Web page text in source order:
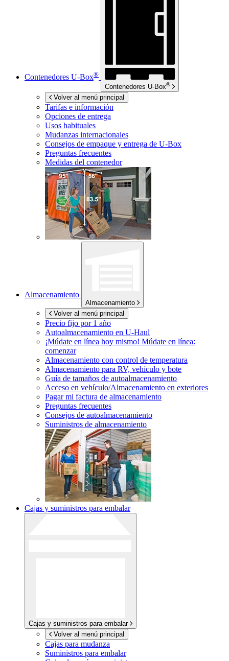
Contenedores U-Box®
Contenedores U-Box®
Volver al menú principal
Tarifas e información
Opciones de entrega
Usos habituales
Mudanzas internacionales
Consejos de empaque y entrega de U-Box
Preguntas frecuentes
Medidas del contenedor
Almacenamiento
Almacenamiento
Volver al menú principal
Precio fijo por 1 año
Autoalmacenamiento en U-Haul
¡Múdate en línea hoy mismo! Múdate en línea:
comenzar
Almacenamiento con control de temperatura
Almacenamiento para RV, vehículo y bote
Guía de tamaños de autoalmacenamiento
Acceso en vehículo/Almacenamiento en exteriores
Pagar mi factura de almacenamiento
Preguntas frecuentes
Consejos de autoalmacenamiento
Suministros de almacenamiento
Cajas y suministros para embalar
Cajas y suministros para embalar
Volver al menú principal
Cajas para mudanza
Suministros para embalar